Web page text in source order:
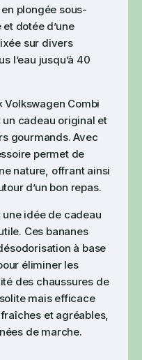
plongée sous-
dotée d’une
sur divers
l’eau jusqu’à 40
Volkswagen Combi
un cadeau original et
gourmands. Avec
permet de
nature, offrant ainsi
d’un bon repas.
une idée de cadeau
Ces bananes
à base
éliminer les
des chaussures de
mais efficace
et agréables,
de marche.